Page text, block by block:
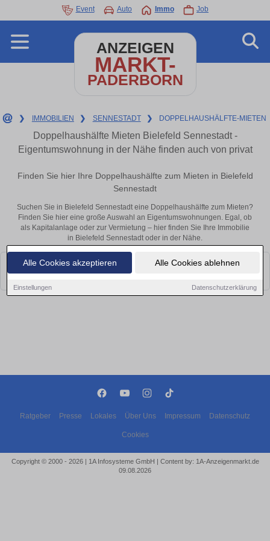
Alle Cookies akzeptieren Alle Cookies ablehnen
Einstellungen Datenschutzerklärung
Event Auto Immo Job
ANZEIGEN
MARKT-
PADERBORN
❯ IMMOBILIEN ❯ SENNESTADT ❯ DOPPELHAUSHÄLFTE-MIETEN
Doppelhaushälfte Mieten Bielefeld Sennestadt -
Eigentumswohnung in der Nähe finden auch von privat
Finden Sie hier Ihre Doppelhaushälfte zum Mieten in Bielefeld
Sennestadt
Suchen Sie in Bielefeld Sennestadt eine Doppelhaushälfte zum Mieten?
Finden Sie hier eine große Auswahl an Eigentumswohnungen. Egal, ob
als Kapitalanlage oder zur Vermietung – hier finden Sie Ihre Immobilie
in Bielefeld Sennestadt oder in der Nähe.
Leider konnten wir derzeit keine passenden Objekte finden. Schauen Sie
bald wieder vorbei!
Ratgeber Presse Lokales Über Uns Impressum Datenschutz
Cookies
Copyright © 2000 - 2026 | 1A Infosysteme GmbH | Content by: 1A-Anzeigenmarkt.de
09.08.2026